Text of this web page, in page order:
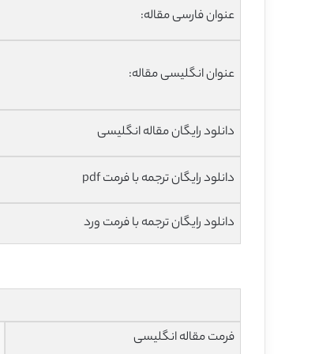
عنوان فارسی مقاله:
عنوان انگلیسی مقاله:
دانلود رایگان مقاله انگلیسی
دانلود رایگان ترجمه با فرمت pdf
دانلود رایگان ترجمه با فرمت ورد
فرمت مقاله انگلیسی